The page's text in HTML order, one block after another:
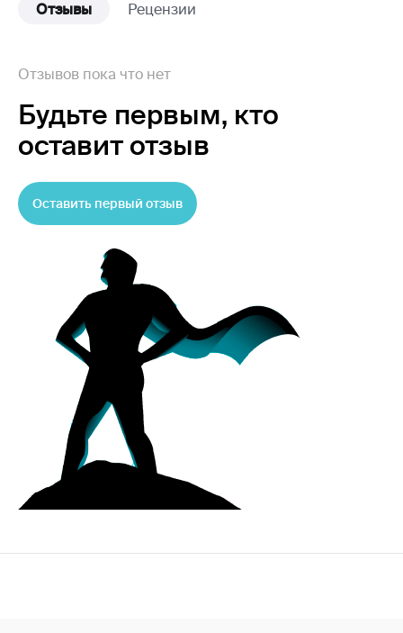
Отзывы Рецензии
Отзывов пока что нет
Будьте первым, кто
оставит отзыв
Оставить первый отзыв